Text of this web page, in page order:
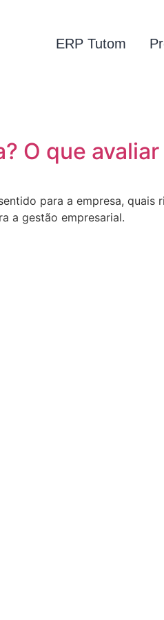
ERP Tutom
O que
para a empresa,
a gestão empresarial.